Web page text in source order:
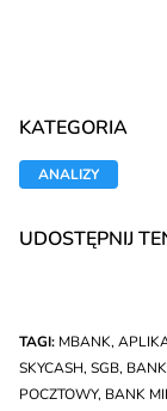
KATEGORIA
ANALIZY
UDOSTĘPNIJ
TAGI: MBANK,
SKYCASH, SGB,
POCZTOWY, BANK